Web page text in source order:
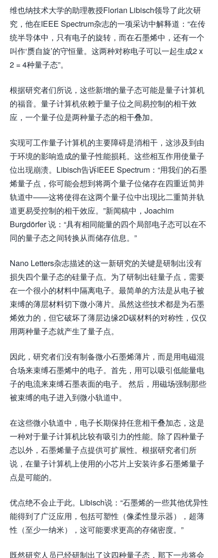
维也纳技术大学的助理教授Florian Libisch领导了此次研
究，他在IEEE Spectrum杂志的一项采访中解释道：“在传
统半导体中，只有电子的旋转，而在石墨烯中，还有一个
叫作‘赝自旋’的守恒量。这两种对称电子可以一起生成2 x
2 = 4种量子态”。
根据研究者们所说，这些新增的量子态可能是量子计算机
的福音。量子计算机依赖于量子位之间易控制的相干效
应，一个量子位是两种量子态的相干叠加。
实现可工作量子计算机的主要障碍是消相干，这涉及到由
于环境的影响造成的量子性能损耗。这些相互作用使量子
位出现崩溃。Libisch告诉IEEE Spectrum：“用我们的石墨
烯量子点，你可能会想到将两个量子位储存在四重近简并
轨道中——这将使得在这两个量子位中出现比二重简并轨
道更易受控制的相干效应。”新闻稿中，Joachim
Burgdörfer 说：“具有相同能量的四个局部电子态可以在不
同的量子态之间转换从而储存信息。”
Nano Letters杂志描述的这一新研究的关键是研制出没有
损失四个量子态的硅量子点。为了研制出硅量子点，需要
在一个很小的材料中隔离电子。最简单的方法是从电子被
束缚的薄层材料切下微小薄片。虽然这些技术都是为石墨
烯效力的，但它破坏了薄层边缘2D碳材料的对称性，仅仅
用两种量子态就产生了量子点。
因此，研究者们没有制备微小石墨烯薄片，而是用电磁混
合场来束缚石墨烯中的电子。首先，用可以吸引低能量电
子的电流来束缚石墨表面的电子。 然后，用磁场强制那些
被束缚的电子进入到微小轨道中。
在这些微小轨道中，电子长期保持任意相干叠加态，这是
一种对于量子计算机比较有吸引力的性能。除了四种量子
态以外，石墨烯量子点提供可扩展性。根据研究者们所
说，在量子计算机上使用的小芯片上安装许多石墨烯量子
点是可能的。
优点绝不会止于此。Libisch说：“石墨烯的一些其他优异性
能得到了广泛应用，包括可塑性（像柔性显示器），超薄
性（至少一纳米），这可能要求更高的存储密度。”
既然研究人员已经研制出了这四种量子态，那下一步将会